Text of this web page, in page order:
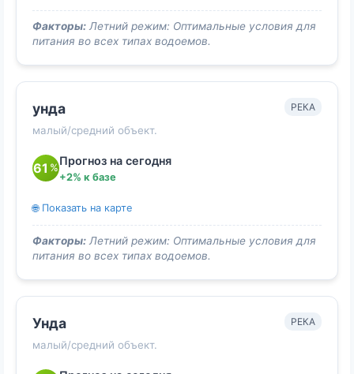
Факторы: Летний режим: Оптимальные условия для
питания во всех типах водоемов.
унда
малый/средний объект.
РЕКА
61 %
Прогноз на сегодня
+2% к базе
🌐 Показать на карте
Факторы: Летний режим: Оптимальные условия для
питания во всех типах водоемов.
Унда
малый/средний объект.
РЕКА